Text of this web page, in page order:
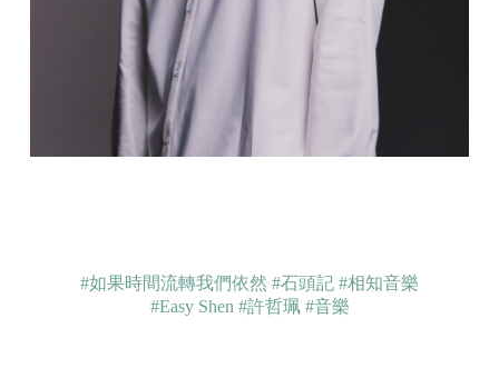
#如果時間流轉我們依然 #石頭記 #相知音樂
#Easy Shen #許哲珮 #音樂